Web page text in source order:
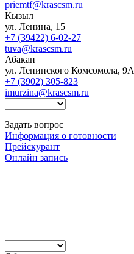
priemtf@krascsm.ru
Кызыл
ул. Ленина, 15
+7 (39422) 6-02-27
tuva@krascsm.ru
Абакан
ул. Ленинского Комсомола, 9А
+7 (3902) 305-823
imurzina@krascsm.ru
Задать вопрос
Информация о готовности
Прейскурант
Онлайн запись